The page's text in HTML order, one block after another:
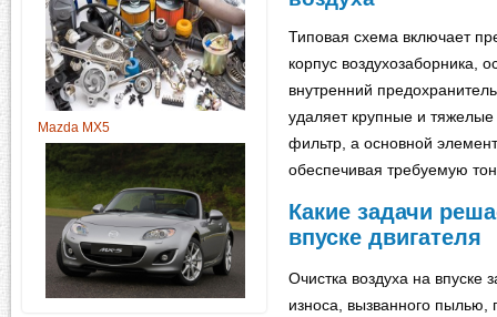
Mazda MX5
Типовая схема включает
корпус воздухозаборника,
внутренний
удаляет крупные и
фильтр, а основной
обеспечивая требуемую
Какие задачи
впуске двигателя
Очистка воздуха на впуске
износа, вызванного пылью,